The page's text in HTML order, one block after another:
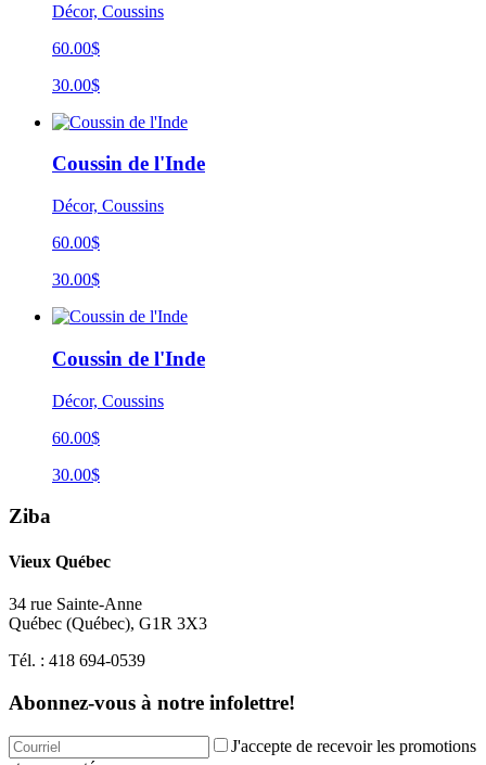
Décor, Coussins
60.00$
30.00$
Coussin de l'Inde
Décor, Coussins
60.00$
30.00$
Coussin de l'Inde
Décor, Coussins
60.00$
30.00$
Ziba
Vieux Québec
34 rue Sainte-Anne
Québec (Québec), G1R 3X3
Tél. : 418 694-0539
Abonnez-vous à notre infolettre!
J'accepte de recevoir les promotions